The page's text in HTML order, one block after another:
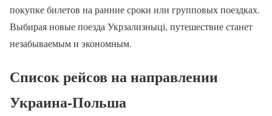
покупке билетов на ранние сроки или групповых поездках.
Выбирая новые поезда Укрзализныці, путешествие станет
незабываемым и экономным.
Список рейсов на направлении
Украина-Польша